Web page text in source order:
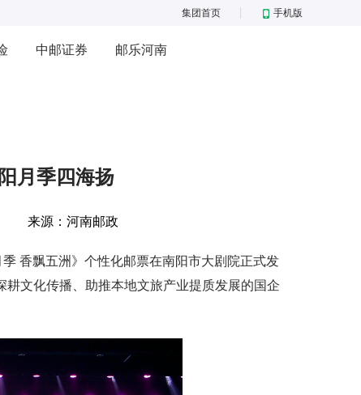
集团首页 手机版
中邮证券 邮乐河南
月季四海扬
源： 河南邮政
香飘五洲》个性化邮票在南阳市大剧院正式发
文化传播、助推本地文旅产业提质发展的国企